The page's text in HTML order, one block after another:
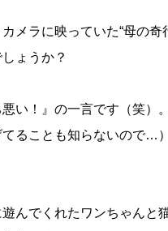
メラに映っていた“母の奇
ょうか？
悪い！』の一言です（笑
てることも知らないので…
んでくれたワンちゃんと